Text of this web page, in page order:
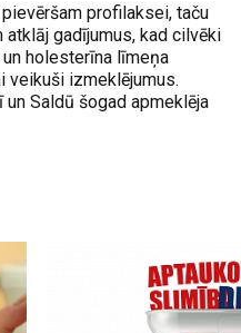
profilaksei, taču
gadījumus, kad cilvēki
holesterīna līmeņa
veikuši izmeklējumus.
Saldū šogad apmeklēja